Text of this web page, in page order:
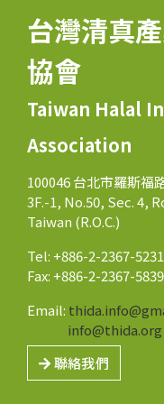
台灣清真
協會
Taiwan Halal
Association
100046 台北市羅斯福
3F.-1, No.50, Sec. 4,
Taiwan (R.O.C.)
Tel: +886-2-2367-5231
Fax: +886-2-2367-5839
Email:
info@thida.org
聯絡我們